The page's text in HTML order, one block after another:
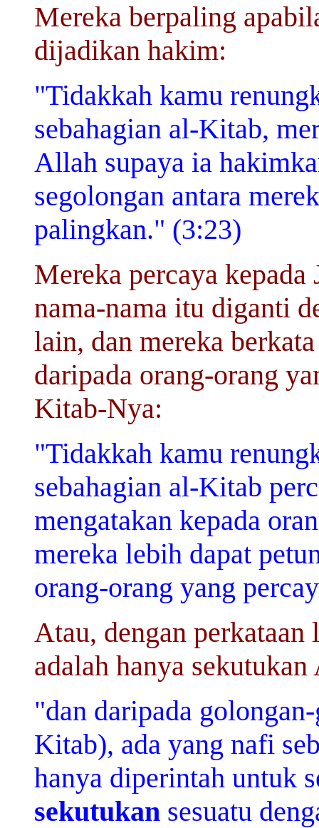
Mereka berpaling
dijadikan hakim:
"Tidakkah kamu
sebahagian al-Kitab,
Allah supaya ia
segolongan antara
palingkan." (3:23)
Mereka percaya
nama-nama itu diganti
lain, dan mereka
daripada orang-orang
Kitab-Nya:
"Tidakkah kamu
sebahagian al-Kitab
mengatakan kepada
mereka lebih dapat
orang-orang yang
Atau, dengan
adalah hanya
"dan daripada
Kitab), ada yang nafi
hanya diperintah untuk
sekutukan sesuatu